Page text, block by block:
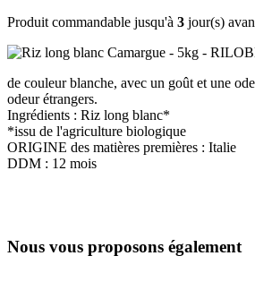
Produit commandable jusqu'à 3 jour(s)
de couleur blanche, avec un goût et une
odeur étrangers.
Ingrédients : Riz long blanc*
*issu de l'agriculture biologique
ORIGINE des matières premières : Italie
DDM : 12 mois
Nous vous proposons également